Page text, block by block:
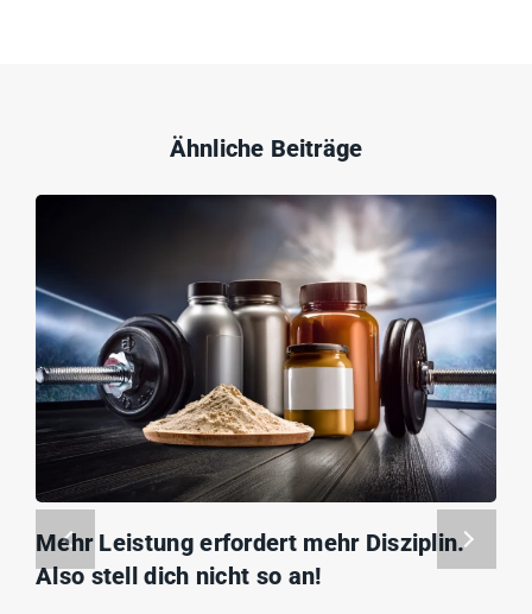
Ähnliche Beiträge
Mehr Leistung erfordert mehr Disziplin.
Also stell dich nicht so an!